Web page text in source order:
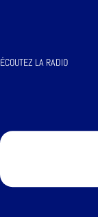
ÉCOUTEZ LA RADIO